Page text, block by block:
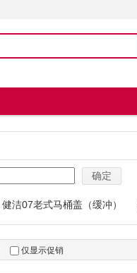
确定
健洁07老式马桶盖（缓冲）
仅显示促销